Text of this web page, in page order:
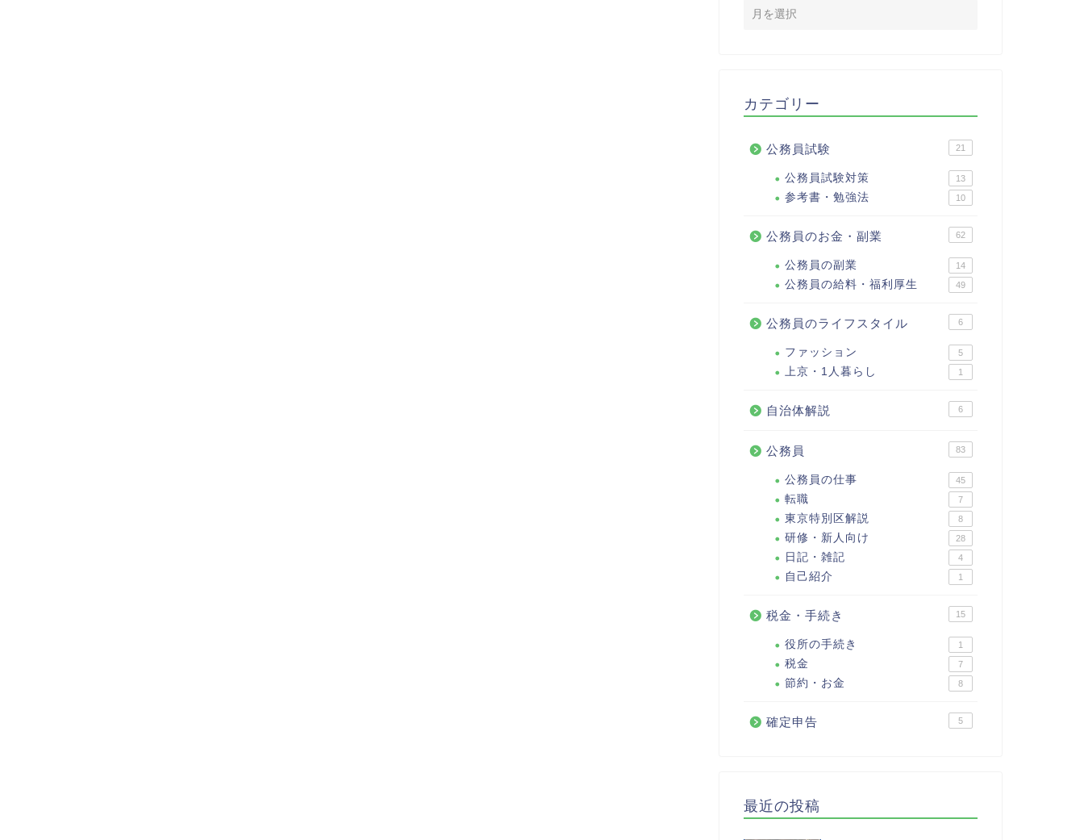
カテゴリー
公務員試験 21
公務員試験対策 13
参考書・勉強法 10
公務員のお金・副業 62
公務員の副業 14
公務員の給料・福利厚生 49
公務員のライフスタイル 6
ファッション 5
上京・1人暮らし 1
自治体解説 6
公務員 83
公務員の仕事 45
転職 7
東京特別区解説 8
研修・新人向け 28
日記・雑記 4
自己紹介 1
税金・手続き 15
役所の手続き 1
税金 7
節約・お金 8
確定申告 5
最近の投稿